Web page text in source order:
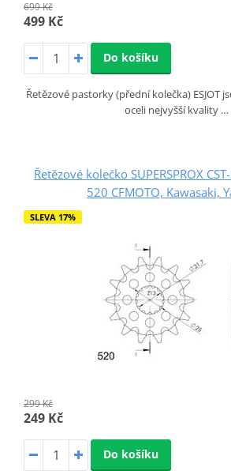
699 Kč
499 Kč
Do košíku
Řetězové pastorky (přední kolečka) ESJOT
oceli nejvyšší kvality …
Řetězové kolečko SUPERSPROX
520 CFMOTO, Kawasaki,
SLEVA 17%
299 Kč
249 Kč
Do košíku